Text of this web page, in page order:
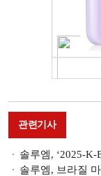
관련기사
솔루엠, ‘2025-K-
솔루엠, 브라질 마